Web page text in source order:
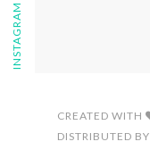
FOLLOW ON INSTAGRAM CREATED WITH
DISTRIBUTED BY